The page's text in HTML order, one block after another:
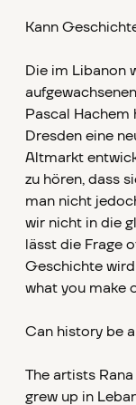
Kann
Die im Libanon
Pascal Hachem
Dresden eine
Altmarkt
zu hören, dass
man nicht
wir nicht in die
lässt die Frage
Geschichte
what you make
Can history be
The artists
grew up in